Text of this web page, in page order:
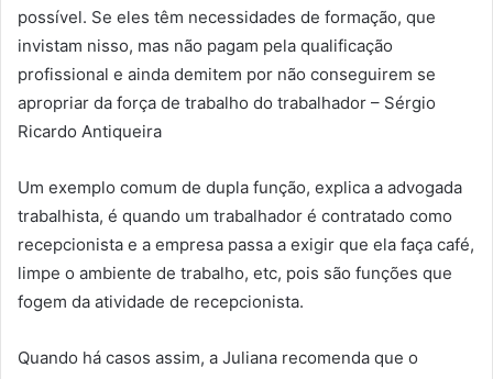
possível. Se eles têm necessidades de formação, que
invistam nisso, mas não pagam pela qualificação
profissional e ainda demitem por não conseguirem se
apropriar da força de trabalho do trabalhador – Sérgio
Ricardo Antiqueira
Um exemplo comum de dupla função, explica a advogada
trabalhista, é quando um trabalhador é contratado como
recepcionista e a empresa passa a exigir que ela faça café,
limpe o ambiente de trabalho, etc, pois são funções que
fogem da atividade de recepcionista.
Quando há casos assim, a Juliana recomenda que o